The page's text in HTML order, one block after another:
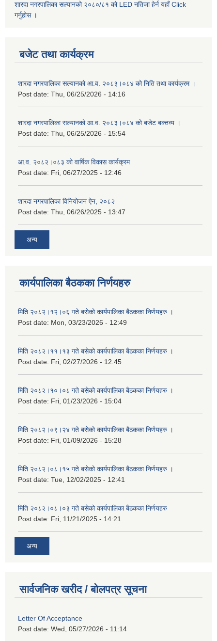
शारदा नगरपालिका सल्यानको २०८०/८१ को LED नतिजा हेर्न यहाँ Click
गर्नुहोस ।
बजेट तथा कार्यक्रम
शारदा नगरपालिका सल्यानको आ.व. २०८३।०८४ को निति तथा कार्यक्रम ।
Post date: Thu, 06/25/2026 - 14:16
शारदा नगरपालिका सल्यानको आ.व. २०८३।०८४ को बजेट बक्तव्य ।
Post date: Thu, 06/25/2026 - 15:54
आ.व. २०८२।०८३ को वार्षिक विकास कार्यक्रम
Post date: Fri, 06/27/2025 - 12:46
शारदा नगरपालिका विनियोजन ऐन, २०८२
Post date: Thu, 06/26/2025 - 13:47
अन्य
कार्यपालिका बैठकका निर्णयहरु
मिति २०८२।१२।०६ गते बसेको कार्यपालिका बैठकका निर्णयहरु ।
Post date: Mon, 03/23/2026 - 12:49
मिति २०८२।११।१३ गते बसेको कार्यपालिका बैठकका निर्णयहरु ।
Post date: Fri, 02/27/2026 - 12:45
मिति २०८२।१०।०८ गते बसेको कार्यपालिका बैठकका निर्णयहरु ।
Post date: Fri, 01/23/2026 - 15:04
मिति २०८२।०९।२४ गते बसेको कार्यपालिका बैठकका निर्णयहरु ।
Post date: Fri, 01/09/2026 - 15:28
मिति २०८२।०८।१५ गते बसेको कार्यपालिका बैठकका निर्णयहरु ।
Post date: Tue, 12/02/2025 - 12:41
मिति २०८२।०८।०३ गते बसेको कार्यपालिका बैठकका निर्णयहरु
Post date: Fri, 11/21/2025 - 14:21
अन्य
सार्वजनिक खरीद / बोलपत्र सूचना
Letter Of Acceptance
Post date: Wed, 05/27/2026 - 11:14